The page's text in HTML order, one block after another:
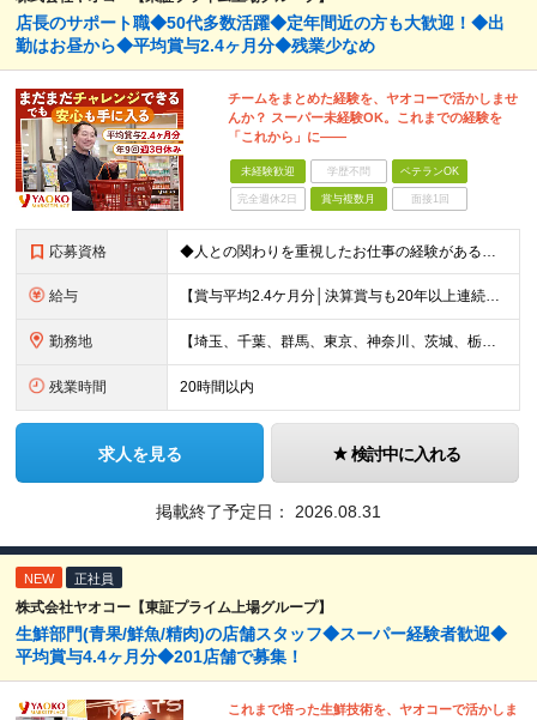
店長のサポート職◆50代多数活躍◆定年間近の方も大歓迎！◆出
勤はお昼から◆平均賞与2.4ヶ月分◆残業少なめ
チームをまとめた経験を、ヤオコーで活かしませ
んか？ スーパー未経験OK。これまでの経験を
「これから」に――
未経験歓迎 学歴不問 ベテランOK
完全週休2日 賞与複数月 面接1回
応募資格 ◆人との関わりを重視したお仕事の経験がある方 とくにチームをまとめた経験がある方を歓迎します ┗例えば… □スーパーマーケット・ホームセンター・ドラッグストアなどの 小売業でチームをまと
給与 【賞与平均2.4ケ月分│決算賞与も20年以上連続で支給中！】 ＜月収例＞ 月収29万円（地域限定正社員／残業代・各種手当含む） 月収26万円（契約社員／残業代・各種手当含む） ◆月給：月給258,
勤務地 【埼玉、千葉、群馬、東京、神奈川、茨城、栃木の各店舗で積極採用中！U・Iターン歓迎】 【群馬県】 安中/伊勢崎/太田/桐生/高崎/館林/富岡/ 中之条/藤岡/前橋 【茨城県】 古河/取手/竜ヶ崎
残業時間 20時間以内
求人を見る 検討中に入れる
掲載終了予定日： 2026.08.31
NEW 正社員
株式会社ヤオコー【東証プライム上場グループ】
生鮮部門(青果/鮮魚/精肉)の店舗スタッフ◆スーパー経験者歓迎◆
平均賞与4.4ヶ月分◆201店舗で募集！
これまで培った生鮮技術を、ヤオコーで活かしま